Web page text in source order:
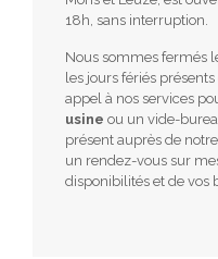
18h, sans interruption.
Nous sommes fermés
les jours fériés
appel à nos services
usine ou un vide-
présent auprès de
un rendez-vous sur
disponibilités et de vos